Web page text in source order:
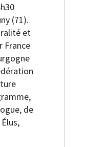
(71).
et
France
de